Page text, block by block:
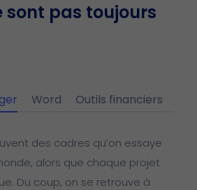
sont pas toujours
Word Outils financiers
des cadres qu’on essaye
alors que chaque projet
Du coup, on se retrouve à